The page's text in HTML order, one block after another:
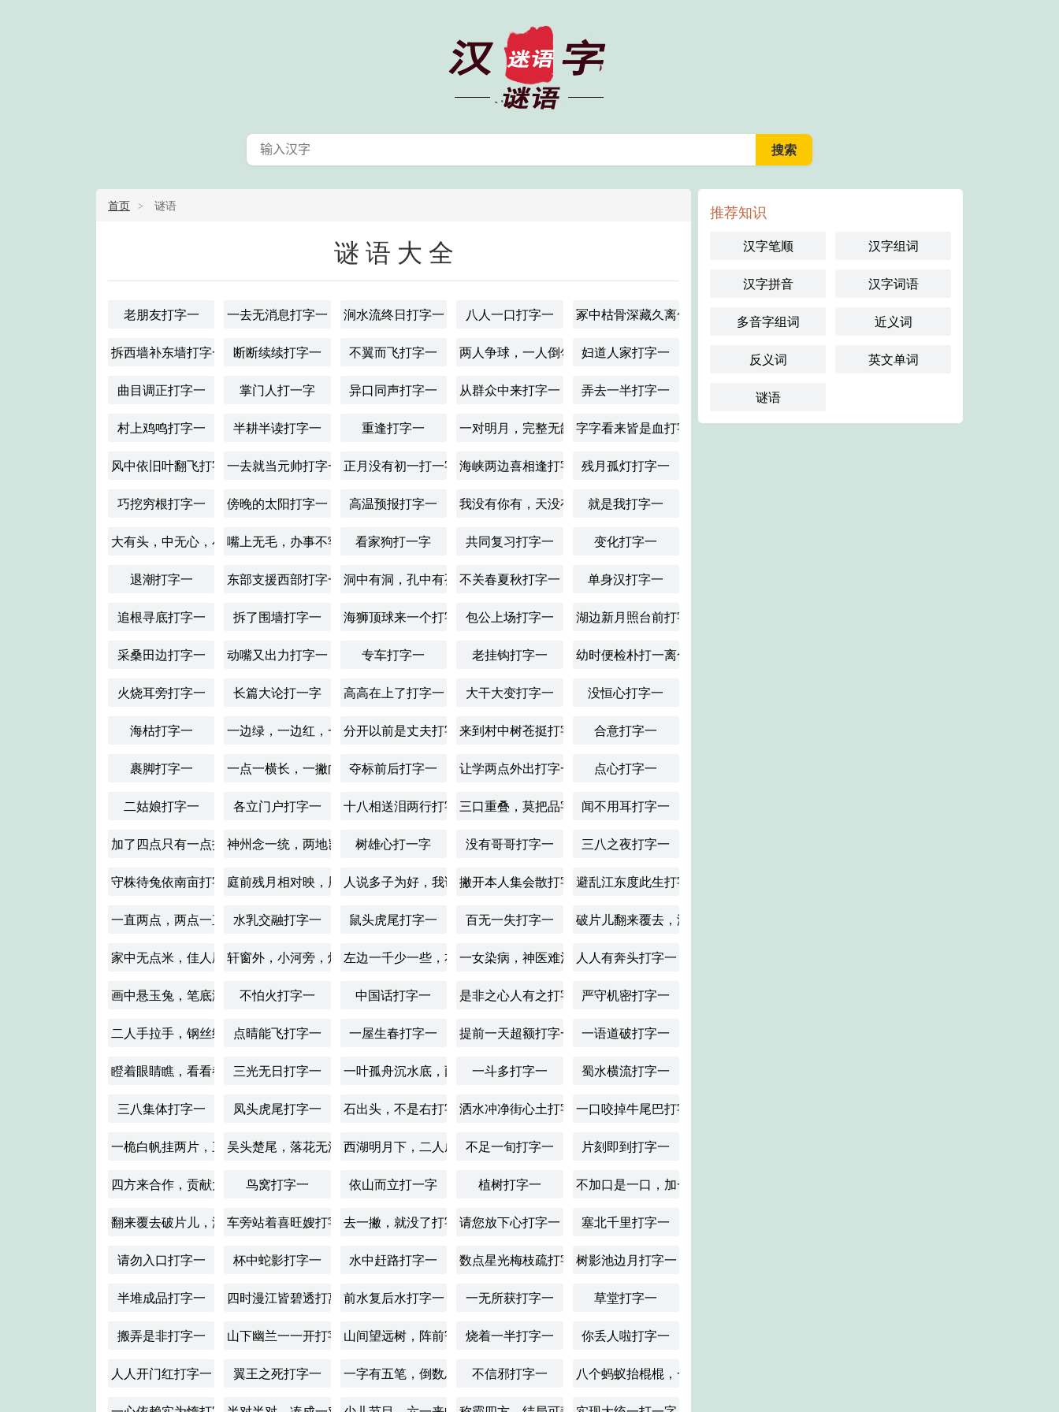
首页 谜语
谜语大全
老朋友打字一 一去无消息打字一 涧水流终日打字一 八人一口打字一 冢中枯骨深藏久离合字二
拆西墙补东墙打字一 断断续续打字一 不翼而飞打字一 两人争球，一人倒勾。打字一妇道人家打字一
曲目调正打字一 掌门人打一字 异口同声打字一 从群众中来打字一 弄去一半打字一
村上鸡鸣打字一 半耕半读打字一 重逢打字一 一对明月，完整无缺，落在山下，四分五裂。打字一
字字看来皆是血打字一
风中依旧叶翻飞打字一一去就当元帅打字一 正月没有初一打一字 海峡两边喜相逢打字一残月孤灯打字一
巧挖穷根打字一 傍晚的太阳打字一 高温预报打字一 我没有你有，天没有地有。打字一
就是我打字一
大有头，中无心，小全身。打字一嘴上无毛，办事不牢。打一离合字
看家狗打一字 共同复习打字一 变化打字一
退潮打字一 东部支援西部打字一 洞中有洞，孔中有孔。打字一不关春夏秋打字一 单身汉打字一
追根寻底打字一 拆了围墙打字一 海狮顶球来一个打字一包公上场打字一 湖边新月照台前打字一
采桑田边打字一 动嘴又出力打字一 专车打字一 老挂钩打字一 幼时便检朴打一离合字
火烧耳旁打字一 长篇大论打一字 高高在上了打字一 大干大变打字一 没恒心打字一
海枯打字一 一边绿，一边红，一边怕水，一边怕虫。打字一
分开以前是丈夫打字一来到村中树苍挺打字一 合意打字一
裹脚打字一 一点一横长，一撇向西方，并排两棵树，栽在石头上。打字一
夺标前后打字一 让学两点外出打字一 点心打字一
二姑娘打字一 各立门户打字一 十八相送泪两行打字一三口重叠，莫把品字猜。打字一
闻不用耳打字一
加了四点只有一点打字一神州念一统，两地岂可分打15画字一
树雄心打一字 没有哥哥打字一 三八之夜打字一
守株待兔依南亩打字一庭前残月相对映，雁阵一行垂柳上打字一
人说多子为好，我说少生为妙打字一
撇开本人集会散打字一避乱江东度此生打字一
一直两点，两点一直打字一水乳交融打字一 鼠头虎尾打字一 百无一失打字一 破片儿翻来覆去，没看头打字一
家中无点米，佳人愿意来打字一轩窗外，小河旁，炊烟袅袅打字一左边一千少一些，右边一万多一点打字一
一女染病，神医难治打字一人人有奔头打字一
画中悬玉兔，笔底洒流星打字一
不怕火打字一 中国话打字一 是非之心人有之打字一严守机密打字一
二人手拉手，钢丝绳上走打字一
点晴能飞打字一 一屋生春打字一 提前一天超额打字一 一语道破打字一
瞪着眼睛瞧，看看都不少打字一
三光无日打字一 一叶孤舟沉水底，两行归雁趁潮飞打字一
一斗多打字一 蜀水横流打字一
三八集体打字一 凤头虎尾打字一 石出头，不是右打字一洒水冲净街心土打字一一口咬掉牛尾巴打字一
一桅白帆挂两片，三颗寒星映孤舟打字一
吴头楚尾，落花无泪打字一西湖明月下，二人成双对打字一
不足一旬打字一 片刻即到打字一
四方来合作，贡献大一点打字一
鸟窝打字一 依山而立打一字 植树打字一 不加口是一口，加一口是九口打字一
翻来覆去破片儿，没看头打字一车旁站着喜旺嫂打字一去一撇，就没了打字一请您放下心打字一 塞北千里打字一
请勿入口打字一 杯中蛇影打字一 水中赶路打字一 数点星光梅枝疏打字一树影池边月打字一
半堆成品打字一 四时漫江皆碧透打离合字一前水复后水打字一 一无所获打字一 草堂打字一
搬弄是非打字一 山下幽兰一一开打字一山间望远树，阵前寄相思打字一
烧着一半打字一 你丢人啦打字一
人人开门红打字一 翼王之死打字一 一字有五笔，倒数总第一打字一
不信邪打字一 八个蚂蚁抬棍棍，一个蚂蚁棍上捆打一字
推荐知识
汉字笔顺 汉字组词
汉字拼音 汉字词语
多音字组词 近义词
反义词 英文单词
谜语